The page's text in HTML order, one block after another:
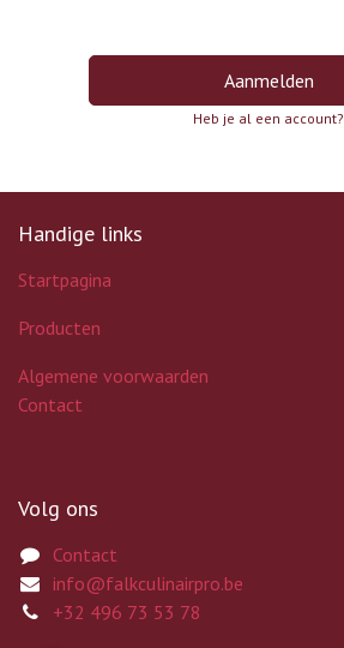
Aanmelden
Heb je al een account?
Handige links
Startpagina
Producten
Algemene voorwaarden
Contact
Volg ons
Contact
info@falkculinairpro.be
+32 496 73 53 78